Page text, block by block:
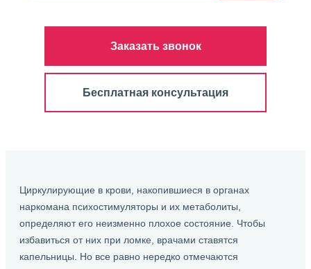
Заказать звонок
Бесплатная консультация
Циркулирующие в крови, накопившиеся в органах
наркомана психостимуляторы и их метаболиты,
определяют его неизменно плохое состояние. Чтобы
избавиться от них при ломке, врачами ставятся
капельницы. Но все равно нередко отмечаются